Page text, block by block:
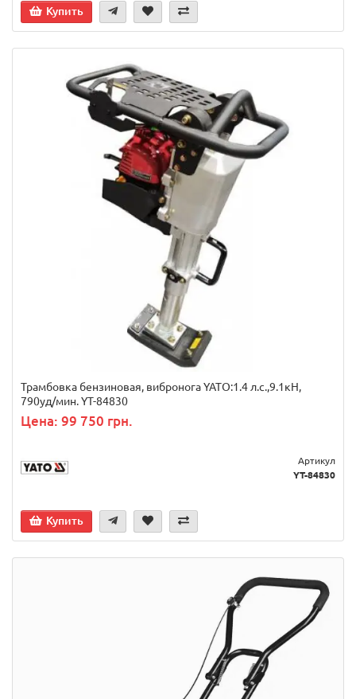
Купить
Трамбовка бензиновая, вибронога YATO:1.4 л.с.,9.1кН,
790уд/мин. YT-84830
Цена: 99 750 грн.
Артикул
YT-84830
Купить